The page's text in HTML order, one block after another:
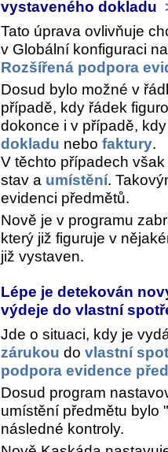
vystaveného dokladu
Tato úprava ovlivňuje
v Globální konfiguraci
Rozšířená podpora
Dosud bylo možné v
případě, kdy řádek
dokonce i v případě,
dokladu nebo faktury.
V těchto případech
stav a umístění.
evidenci předmětů.
Nově je v programu
který již figuruje v
již vystaven.
Lépe je detekován
výdeje do vlastní
Jde o situaci, kdy je
zárukou do vlastní
podpora evidence
Dosud program
umístění předmětu bylo
následné kontroly.